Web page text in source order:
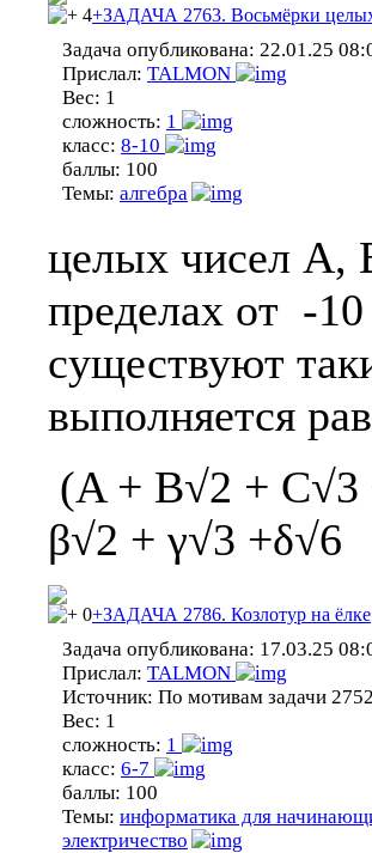
4+ЗАДАЧА 2763. Восьмёрки
Задача опубликована: 22.01.25
Прислал: TALMON
Вес: 1
сложность: 1
класс: 8-10
баллы: 100
Темы: алгебра
целых чисел A,
пределах от -
существуют
выполняется
(A + B√2 +
β√2 + γ√3 +δ√6
0+ЗАДАЧА 2786. Козлотур на ёлке
Задача опубликована: 17.03.25
Прислал: TALMON
Источник: По мотивам задачи 2752
Вес: 1
сложность: 1
класс: 6-7
баллы: 100
Темы: информатика для
электричество